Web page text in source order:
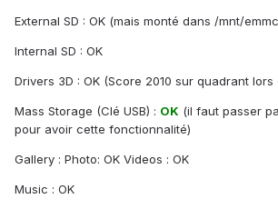
External SD : OK (mais monté dans /mnt/
Internal SD : OK
Drivers 3D : OK (Score 2010 sur quadrant lors
Mass Storage (Clé USB) : OK (il faut passer
pour avoir cette fonctionnalité)
Gallery : Photo: OK Videos : OK
Music : OK